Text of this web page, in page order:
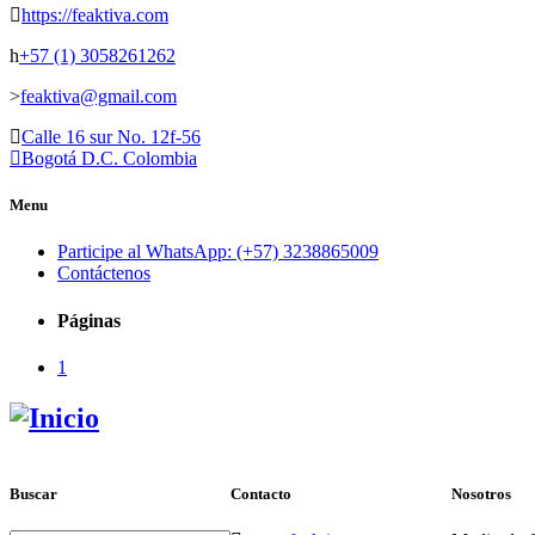
https://feaktiva.com
+57 (1) 3058261262
feaktiva@gmail.com
Calle 16 sur No. 12f-56
Bogotá D.C. Colombia
Menu
Participe al WhatsApp: (+57) 3238865009
Contáctenos
Páginas
1
Buscar Contacto Nosotros